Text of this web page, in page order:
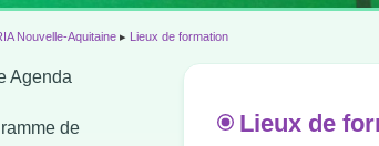
Nouvelle-Aquitaine ▸ Lieux de formation
Agenda
de
Lieux de